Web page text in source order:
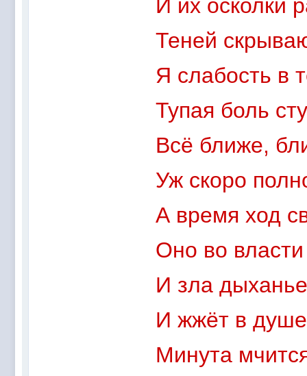
И их осколки
Теней
Я слабость в
Тупая боль
Всё ближе,
Уж скоро
А время ход
Оно во
И зла
И жжёт в
Минута